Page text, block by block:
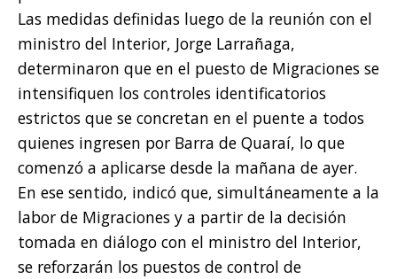
Las medidas definidas luego de la reunión con el
ministro del Interior, Jorge Larrañaga,
determinaron que en el puesto de Migraciones se
intensifiquen los controles identificatorios
estrictos que se concretan en el puente a todos
quienes ingresen por Barra de Quaraí, lo que
comenzó a aplicarse desde la mañana de ayer.
En ese sentido, indicó que, simultáneamente a la
labor de Migraciones y a partir de la decisión
tomada en diálogo con el ministro del Interior,
se reforzarán los puestos de control de